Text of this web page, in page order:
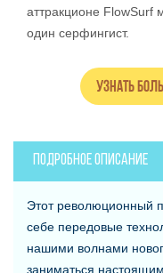
аттракционе FlowSurf
один серфингист.
Узнать
ПОДРОБНОЕ ОПИСАНИЕ
Этот революционный
себе передовые
нашими волнами
заниматься